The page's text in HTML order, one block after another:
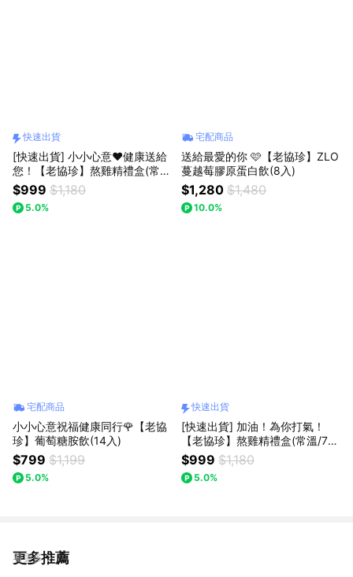
快速出貨
[快速出貨] 小小心意❤️健康送給
您！【老協珍】熬雞精禮盒(常
溫/7入)
$999 $1,180
5.0%
宅配商品
送給最愛的你 🩷【老協珍】ZLO
蔓越莓膠原蛋白飲(8入)
$1,280 $1,480
10.0%
宅配商品
小小心意祝福健康同行🌹【老協
珍】葡萄糖胺飲(14入)
$799 $1,199
5.0%
快速出貨
[快速出貨] 加油！為你打氣！
【老協珍】熬雞精禮盒(常溫/7
入)
$999 $1,180
5.0%
更多推薦
看更多